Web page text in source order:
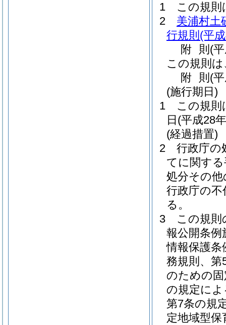
1
この規則
2
美浦村土
行規則 (平
附 則 (
この規則
附 則 (
(施行期日)
1
この規則
日 (平成28
(経過措置)
2
行政庁の
てに関す
処分その
行政庁の
る。
3
この規則
報公開条例
情報保護条
務規則、第
のための
の規定によ
第7条の規
定地域型